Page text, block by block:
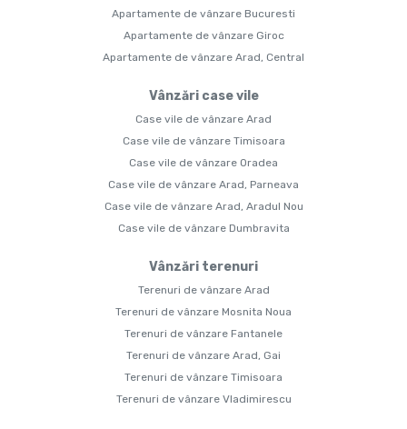
Apartamente de vânzare Bucuresti
Apartamente de vânzare Giroc
Apartamente de vânzare Arad, Central
Vânzări case vile
Case vile de vânzare Arad
Case vile de vânzare Timisoara
Case vile de vânzare Oradea
Case vile de vânzare Arad, Parneava
Case vile de vânzare Arad, Aradul Nou
Case vile de vânzare Dumbravita
Vânzări terenuri
Terenuri de vânzare Arad
Terenuri de vânzare Mosnita Noua
Terenuri de vânzare Fantanele
Terenuri de vânzare Arad, Gai
Terenuri de vânzare Timisoara
Terenuri de vânzare Vladimirescu